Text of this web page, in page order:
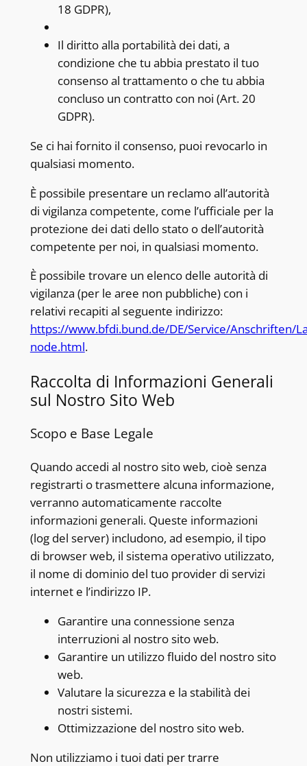
18 GDPR),
Il diritto alla portabilità dei dati, a
condizione che tu abbia prestato il tuo
consenso al trattamento o che tu abbia
concluso un contratto con noi (Art. 20
GDPR).
Se ci hai fornito il consenso, puoi revocarlo in
qualsiasi momento.
È possibile presentare un reclamo all’autorità
di vigilanza competente, come l’ufficiale per la
protezione dei dati dello stato o dell’autorità
competente per noi, in qualsiasi momento.
È possibile trovare un elenco delle autorità di
vigilanza (per le aree non pubbliche) con i
relativi recapiti al seguente indirizzo:
https://www.bfdi.bund.de/DE/Service/Anschriften/
node.html.
Raccolta di Informazioni Generali
sul Nostro Sito Web
Scopo e Base Legale
Quando accedi al nostro sito web, cioè senza
registrarti o trasmettere alcuna informazione,
verranno automaticamente raccolte
informazioni generali. Queste informazioni
(log del server) includono, ad esempio, il tipo
di browser web, il sistema operativo utilizzato,
il nome di dominio del tuo provider di servizi
internet e l’indirizzo IP.
Garantire una connessione senza
interruzioni al nostro sito web.
Garantire un utilizzo fluido del nostro sito
web.
Valutare la sicurezza e la stabilità dei
nostri sistemi.
Ottimizzazione del nostro sito web.
Non utilizziamo i tuoi dati per trarre